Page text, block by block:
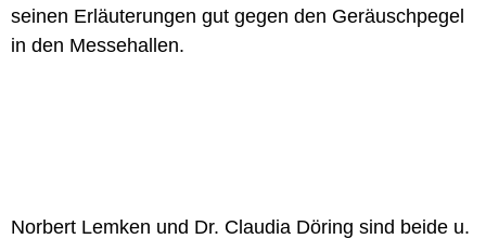
seinen Erläuterungen gut gegen den Geräuschpegel
in den Messehallen.
Norbert Lemken und Dr. Claudia Döring sind beide u.